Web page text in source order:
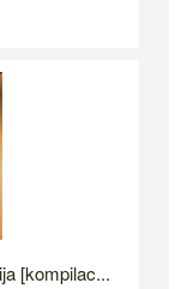
[kompilac...